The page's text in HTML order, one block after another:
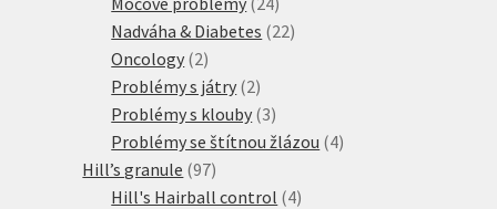
produktů
Nadváha & Diabetes 2222
Oncology 22
produkty
Problémy s játry 22
produkty
Problémy s klouby 33
produkty
Problémy se štítnou žlázou 44
Hill’s granule 9797
produktů
Hill's Hairball control 44